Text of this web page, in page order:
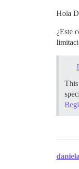
Hola
¿Este
This